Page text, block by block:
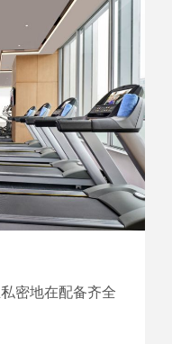
密地在配备齐全